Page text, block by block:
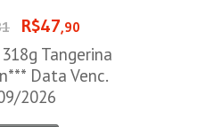
R$47,90
Tangerina
Data Venc.
2026